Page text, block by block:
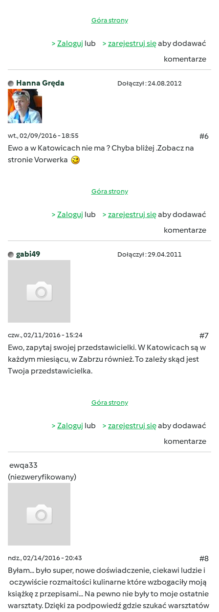
Góra strony
Zaloguj lub zarejestruj sięaby dodawać
komentarze
Hanna Gręda Dołączył : 24.08.2012
wt., 02/09/2016 - 18:55
#6
Ewo a w Katowicach nie ma ? Chyba bliżej .Zobacz na
stronie Vorwerka
Góra strony
Zaloguj lub zarejestruj sięaby dodawać
komentarze
gabi49 Dołączył : 29.04.2011
czw., 02/11/2016 - 15:24
#7
Ewo, zapytaj swojej przedstawicielki. W Katowicach są w
każdym miesiącu, w Zabrzu również. To zależy skąd jest
Twoja przedstawicielka.
Góra strony
Zaloguj lub zarejestruj sięaby dodawać
komentarze
ewqa33
(niezweryfikowany)
ndz., 02/14/2016 - 20:43
#8
Byłam... było super, nowe doświadczenie, ciekawi ludzie i
oczywiście rozmaitości kulinarne które wzbogaciły moją
książkę z przepisami... Na pewno nie były to moje ostatnie
warsztaty. Dzięki za podpowiedź gdzie szukać warsztatów